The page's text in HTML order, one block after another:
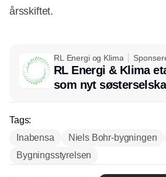
årsskiftet.
RL Energi og Klima
RL Energi & Klima
som nyt
afsæt i RL Ventilation
Tags:
Inabensa
Niels Bohr-bygningen
Bygningsstyrelsen